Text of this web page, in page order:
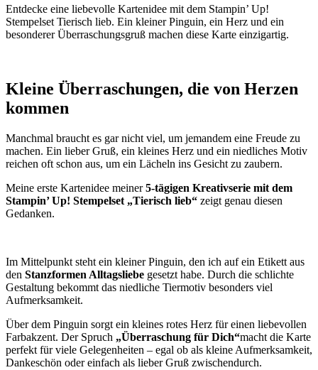
Entdecke eine liebevolle Kartenidee mit dem Stampin’ Up!
Stempelset Tierisch lieb. Ein kleiner Pinguin, ein Herz und ein
besonderer Überraschungsgruß machen diese Karte einzigartig.
Kleine Überraschungen, die von Herzen
kommen
Manchmal braucht es gar nicht viel, um jemandem eine Freude zu
machen. Ein lieber Gruß, ein kleines Herz und ein niedliches Motiv
reichen oft schon aus, um ein Lächeln ins Gesicht zu zaubern.
Meine erste Kartenidee meiner5-tägigen Kreativserie mit dem
Stampin’ Up! Stempelset „Tierisch lieb“ zeigt genau diesen
Gedanken.
Im Mittelpunkt steht ein kleiner Pinguin, den ich auf ein Etikett aus
den Stanzformen Alltagsliebe gesetzt habe. Durch die schlichte
Gestaltung bekommt das niedliche Tiermotiv besonders viel
Aufmerksamkeit.
Über dem Pinguin sorgt ein kleines rotes Herz für einen liebevollen
Farbakzent. Der Spruch „Überraschung für Dich“macht die Karte
perfekt für viele Gelegenheiten – egal ob als kleine Aufmerksamkeit,
Dankeschön oder einfach als lieber Gruß zwischendurch.